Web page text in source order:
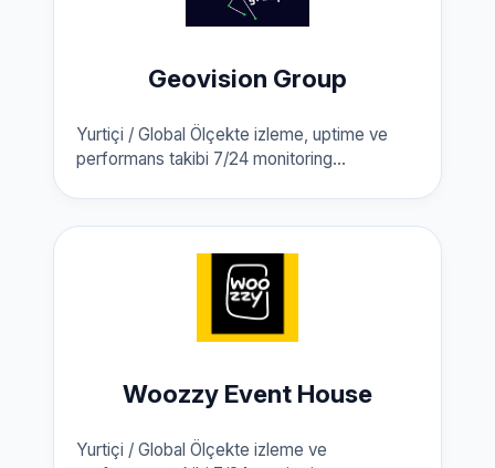
Geovision Group
Yurtiçi / Global Ölçekte izleme, uptime ve
performans takibi 7/24 monitoring...
Woozzy Event House
Yurtiçi / Global Ölçekte izleme ve